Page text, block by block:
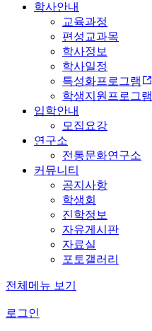
학사안내
교육과정
편성교과목
학사정보
학사일정
특성화프로그램
학생지원프로그램
입학안내
모집요강
연구소
전통문화연구소
커뮤니티
공지사항
학생회
진학정보
자유게시판
자료실
포토갤러리
전체메뉴 보기
로그인